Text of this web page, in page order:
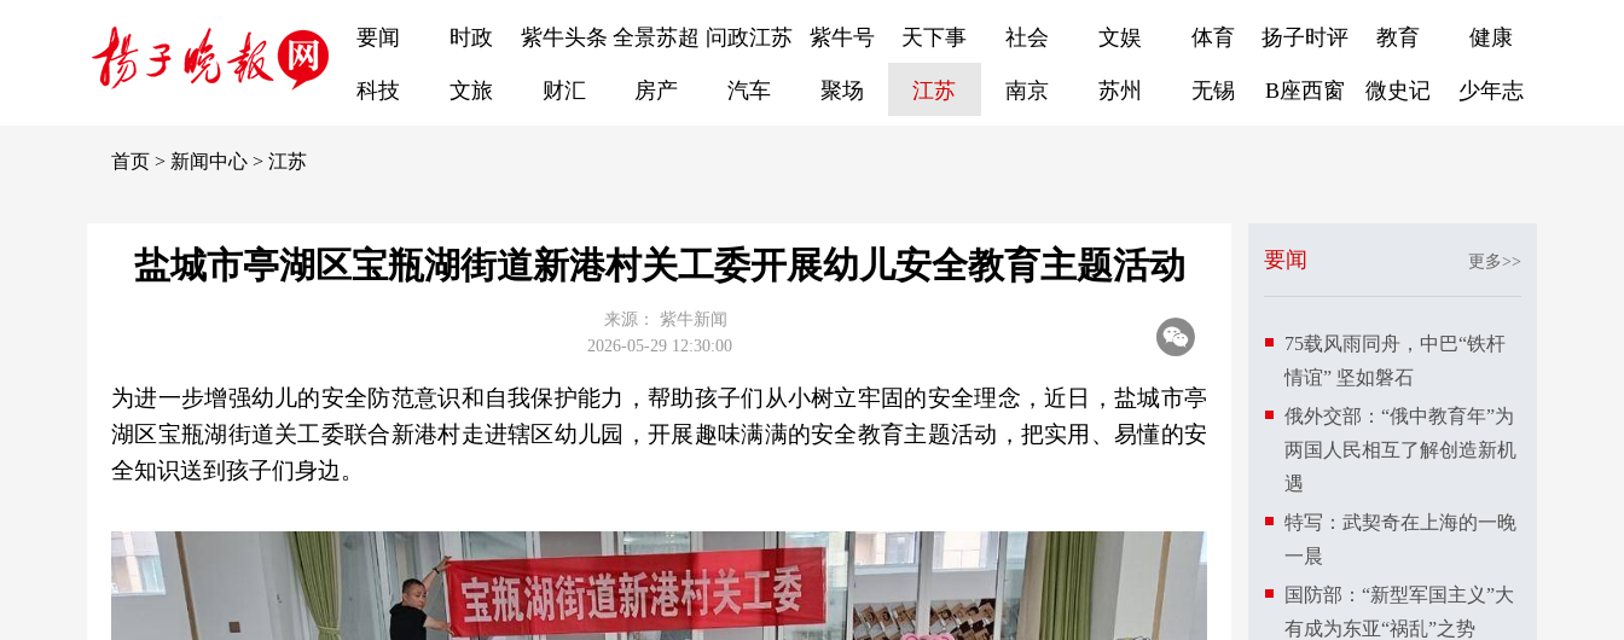
要闻 时政 紫牛头条 全景苏超 问政江苏 紫牛号 天下事 社会 文娱 体育 扬子时评 教育 健康
科技 文旅 财汇 房产 汽车 聚场 江苏 南京 苏州 无锡 B座西窗 微史记 少年志
首页 > 新闻中心 > 江苏
盐城市亭湖区宝瓶湖街道新港村关工委开展幼儿安全教育主题活动
来源：
紫牛新闻
2026-05-29 12:30:00
为进一步增强幼儿的安全防范意识和自我保护能力，帮助孩子们从小树立牢固的安全理念，近日，盐城市亭
湖区宝瓶湖街道关工委联合新港村走进辖区幼儿园，开展趣味满满的安全教育主题活动，把实用、易懂的安
全知识送到孩子们身边。
要闻 更多>>
75载风雨同舟，中巴“铁杆
情谊” 坚如磐石
俄外交部：“俄中教育年”为
两国人民相互了解创造新机
遇
特写：武契奇在上海的一晚
一晨
国防部：“新型军国主义”大
有成为东亚“祸乱”之势